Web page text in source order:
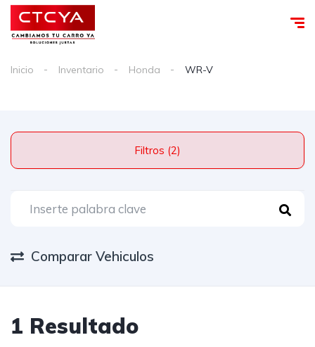
Inicio Inventario Honda WR-V
Filtros (2)
Comparar Vehiculos
1 Resultado